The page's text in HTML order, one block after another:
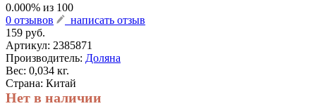
0.000% из 100
0 отзывов
написать отзыв
159 руб.
Артикул: 2385871
Производитель: Доляна
Вес: 0,034 кг.
Страна: Китай
Нет в наличии